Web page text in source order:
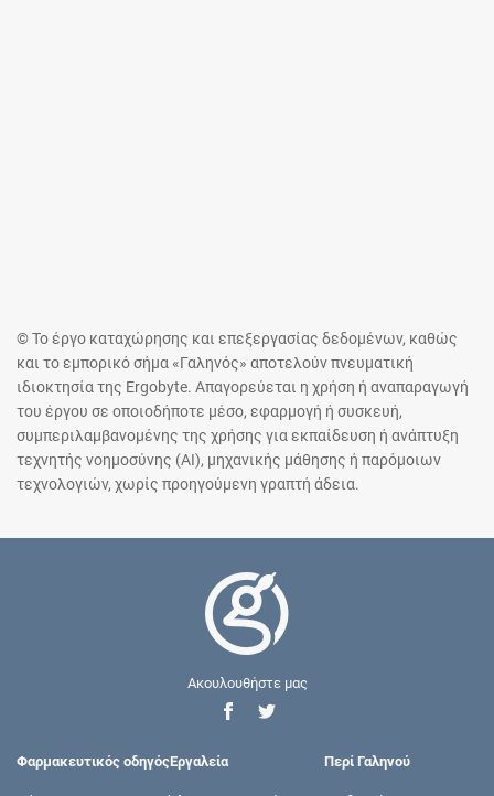
© Το έργο καταχώρησης και επεξεργασίας δεδομένων, καθώς
και το εμπορικό σήμα «Γαληνός» αποτελούν πνευματική
ιδιοκτησία της Ergobyte. Απαγορεύεται η χρήση ή αναπαραγωγή
του έργου σε οποιοδήποτε μέσο, εφαρμογή ή συσκευή,
συμπεριλαμβανομένης της χρήσης για εκπαίδευση ή ανάπτυξη
τεχνητής νοημοσύνης (AI), μηχανικής μάθησης ή παρόμοιων
τεχνολογιών, χωρίς προηγούμενη γραπτή άδεια.
Ακουλουθήστε μας
Φαρμακευτικός οδηγόςΕργαλεία Περί Γαληνού